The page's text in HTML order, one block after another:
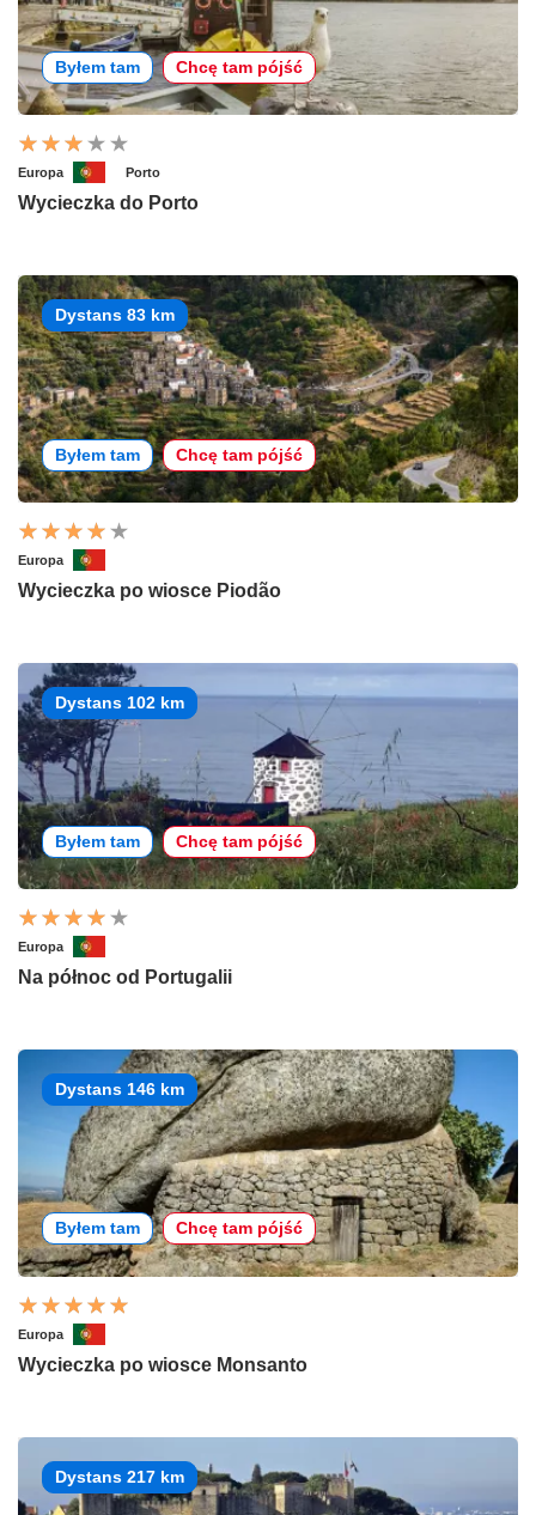
Byłem tam Chcę tam pójść
Europa Porto
Wycieczka do Porto
Dystans 83 km
Byłem tam Chcę tam pójść
Europa
Wycieczka po wiosce Piodão
Dystans 102 km
Byłem tam Chcę tam pójść
Europa
Na północ od Portugalii
Dystans 146 km
Byłem tam Chcę tam pójść
Europa
Wycieczka po wiosce Monsanto
Dystans 217 km